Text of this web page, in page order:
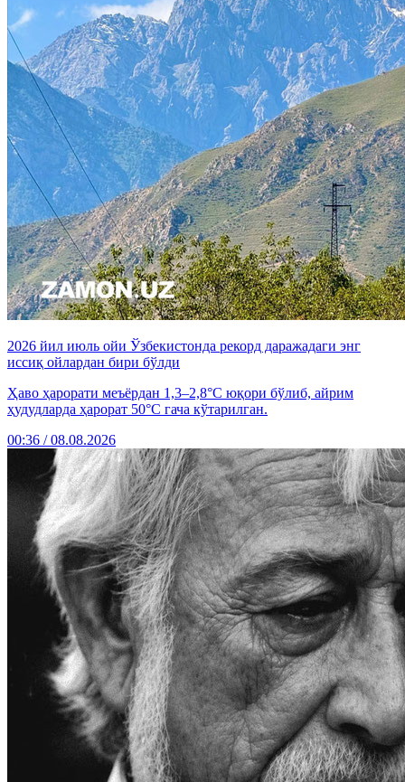
2026 йил июль ойи Ўзбекистонда рекорд даражадаги энг
иссиқ ойлардан бири бўлди
Ҳаво ҳарорати меъёрдан 1,3–2,8°C юқори бўлиб, айрим
ҳудудларда ҳарорат 50°C гача кўтарилган.
00:36 / 08.08.2026